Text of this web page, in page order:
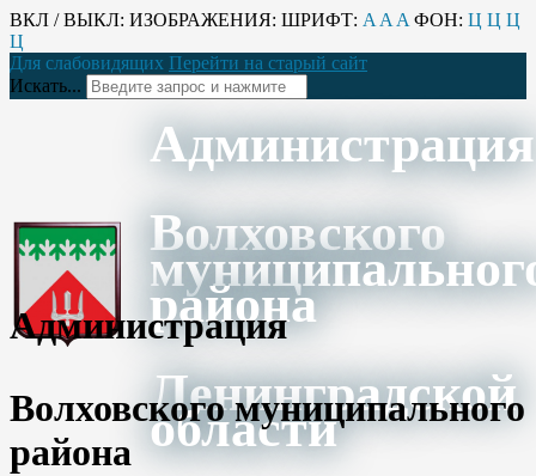
ВКЛ / ВЫКЛ: ИЗОБРАЖЕНИЯ: ШРИФТ: A A A ФОН: Ц Ц Ц
Ц
Для слабовидящих Перейти на старый сайт
Искать...
Администрация
Волховского
района
Ленинградской
области
Администрация
Волховского муниципального
района